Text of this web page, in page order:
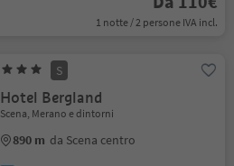
1 notte / 2 persone IVA incl.
S
Hotel Bergland
Scena, Merano e dintorni
890 m da Scena centro